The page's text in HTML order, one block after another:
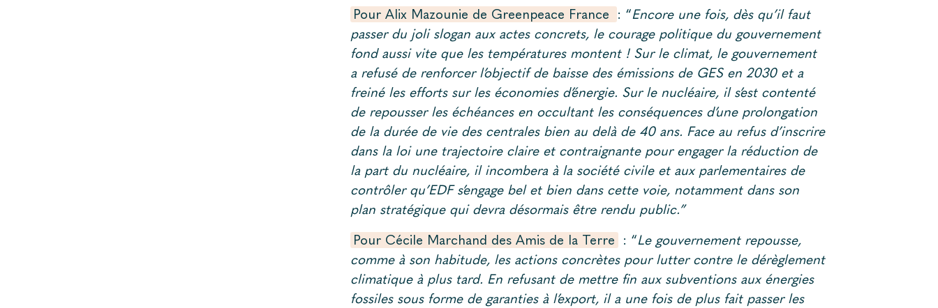
Pour Alix Mazounie de Greenpeace France
: “Encore une fois, dès qu’il faut
passer du joli slogan aux actes concrets, le courage politique du gouvernement
fond aussi vite que les températures montent ! Sur le climat, le gouvernement
a refusé de renforcer l’objectif de baisse des émissions de GES en 2030 et a
freiné les efforts sur les économies d’énergie. Sur le nucléaire, il s’est contenté
de repousser les échéances en occultant les conséquences d’une prolongation
de la durée de vie des centrales bien au delà de 40 ans. Face au refus d’inscrire
dans la loi une trajectoire claire et contraignante pour engager la réduction de
la part du nucléaire, il incombera à la société civile et aux parlementaires de
contrôler qu’EDF s’engage bel et bien dans cette voie, notamment dans son
plan stratégique qui devra désormais être rendu public.”
Pour Cécile Marchand des Amis de la Terre
: “Le gouvernement repousse,
comme à son habitude, les actions concrètes pour lutter contre le dérèglement
climatique à plus tard. En refusant de mettre fin aux subventions aux énergies
fossiles sous forme de garanties à l’export, il a une fois de plus fait passer les